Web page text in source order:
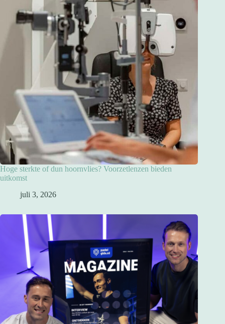
Hoge sterkte of dun hoornvlies? Voorzetlenzen bieden
uitkomst
juli 3, 2026